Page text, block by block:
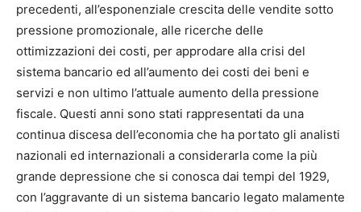
precedenti, all’esponenziale crescita delle vendite sotto
pressione promozionale, alle ricerche delle
ottimizzazioni dei costi, per approdare alla crisi del
sistema bancario ed all’aumento dei costi dei beni e
servizi e non ultimo l’attuale aumento della pressione
fiscale. Questi anni sono stati rappresentati da una
continua discesa dell’economia che ha portato gli analisti
nazionali ed internazionali a considerarla come la più
grande depressione che si conosca dai tempi del 1929,
con l’aggravante di un sistema bancario legato malamente